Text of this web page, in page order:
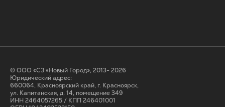
© ООО «СЗ «Новый Город», 2013- 2026
Юридический адрес:
660064, Красноярский край, г. Красноярск,
ул. Капитанская, д. 14, помещение 349
ИНН 2464057265 / КПП 246401001